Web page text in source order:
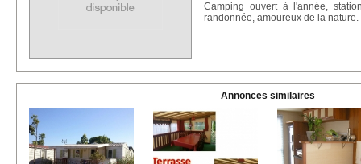
Camping ouvert à l'année,
randonnée, amoureux de la nature.
Annonces similaires